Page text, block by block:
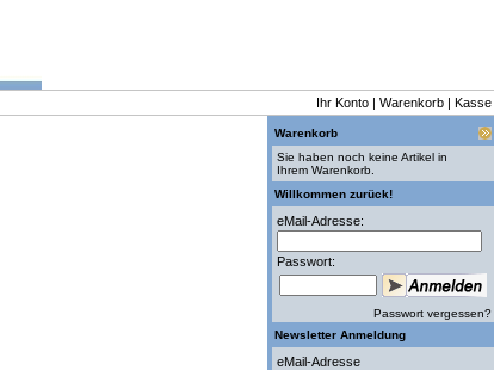
Ihr Konto | Warenkorb | Kasse
Warenkorb
Sie haben noch keine Artikel in
Ihrem Warenkorb.
Willkommen zurück!
eMail-Adresse:
Passwort:
Passwort vergessen?
Newsletter Anmeldung
eMail-Adresse